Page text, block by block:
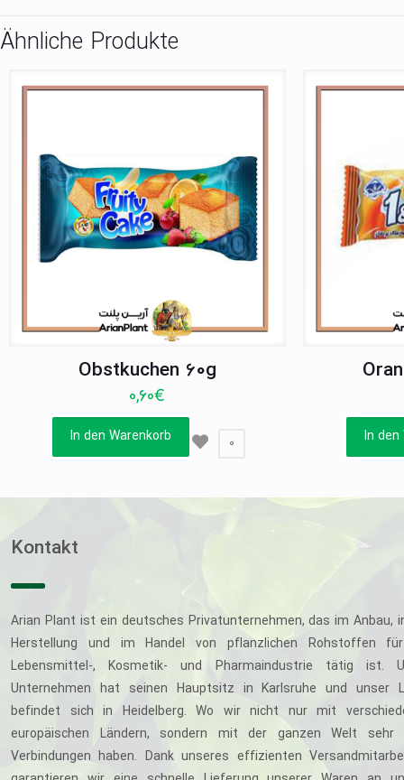
Ähnliche Produkte
Obstkuchen 60g
0,60€
In den Warenkorb 0 In den
Kontakt
Arian Plant ist ein deutsches Privatunternehmen, das im Anbau,
Herstellung und im Handel von pflanzlichen Rohstoffen
Lebensmittel-, Kosmetik- und Pharmaindustrie tätig ist.
Unternehmen hat seinen Hauptsitz in Karlsruhe und unser
befindet sich in Heidelberg. Wo wir nicht nur mit
europäischen Ländern, sondern mit der ganzen Welt sehr
Verbindungen haben. Dank unseres effizienten